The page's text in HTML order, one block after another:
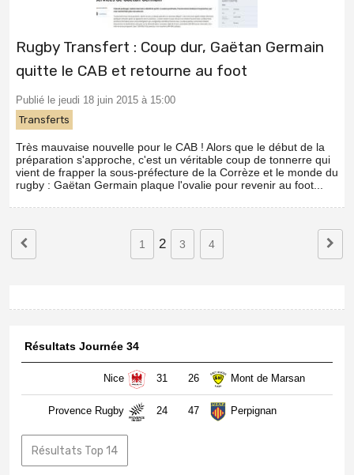
Rugby Transfert : Coup dur, Gaëtan Germain
quitte le CAB et retourne au foot
Publié le jeudi 18 juin 2015 à 15:00
Transferts
Très mauvaise nouvelle pour le CAB ! Alors que le début de la
préparation s'approche, c'est un véritable coup de tonnerre qui
vient de frapper la sous-préfecture de la Corrèze et le monde du
rugby : Gaëtan Germain plaque l'ovalie pour revenir au foot...
1 2 3 4
Résultats Journée 34
Nice 31 26 Mont de Marsan
Provence Rugby 24 47 Perpignan
Résultats Top 14